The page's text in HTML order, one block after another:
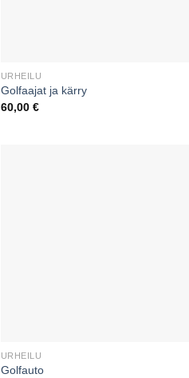
URHEILU
Golfaajat ja kärry
60,00 €
URHEILU
Golfauto